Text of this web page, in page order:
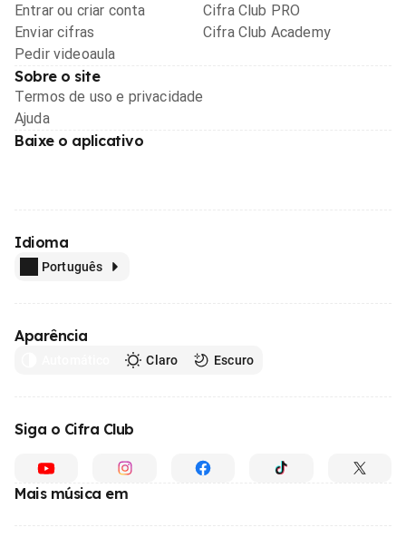
Entrar ou criar conta
Enviar cifras
Pedir videoaula
Cifra Club PRO
Cifra Club Academy
Sobre o site
Termos de uso e privacidade
Ajuda
Baixe o aplicativo
Idioma
Português
Aparência
Claro Escuro
Siga o Cifra Club
Mais música em